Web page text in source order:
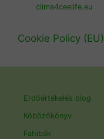
clima4ceelife.eu
Cookie Policy (EU)
Erdőértékelés blog
Köbözőkönyv
Fahibák